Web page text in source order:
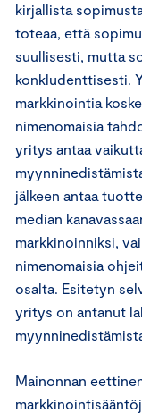
kirjallista
toteaa, että
suullisesti, mutta
konkludenttisesti.
markkinointia
nimenomaisia
yritys antaa
jälkeen antaa
median
markkinoinniksi,
nimenomaisia
osalta. Esitetyn
yritys on antanut
Mainonnan